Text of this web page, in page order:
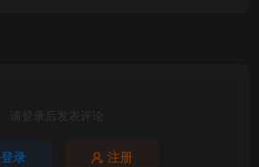
请登录后发表评论
登录 注册